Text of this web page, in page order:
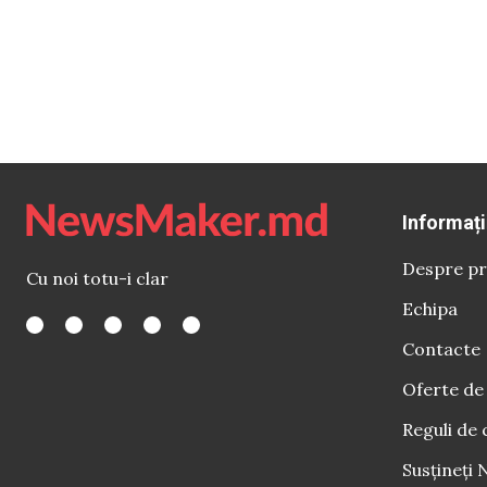
Cu noi totu-i clar
Despre
Echipa
Contacte
Oferte
Reguli de
Susțineți